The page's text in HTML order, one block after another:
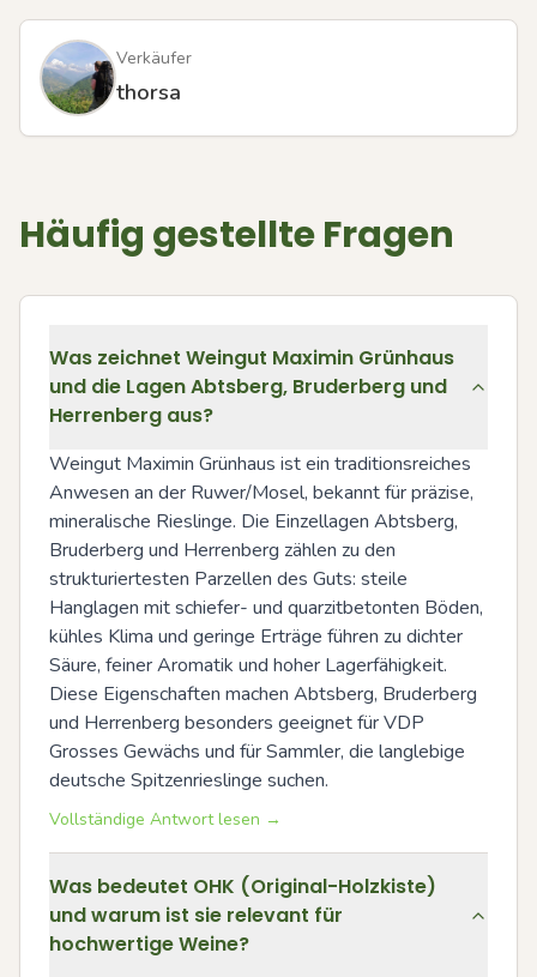
Verkäufer
thorsa
Häufig gestellte Fragen
Was zeichnet Weingut Maximin Grünhaus
und die Lagen Abtsberg, Bruderberg und
Herrenberg aus?
Weingut Maximin Grünhaus ist ein traditionsreiches
Anwesen an der Ruwer/Mosel, bekannt für präzise,
mineralische Rieslinge. Die Einzellagen Abtsberg,
Bruderberg und Herrenberg zählen zu den
strukturiertesten Parzellen des Guts: steile
Hanglagen mit schiefer- und quarzitbetonten Böden,
kühles Klima und geringe Erträge führen zu dichter
Säure, feiner Aromatik und hoher Lagerfähigkeit.
Diese Eigenschaften machen Abtsberg, Bruderberg
und Herrenberg besonders geeignet für VDP
Grosses Gewächs und für Sammler, die langlebige
deutsche Spitzenrieslinge suchen.
Vollständige Antwort lesen →
Was bedeutet OHK (Original-Holzkiste)
und warum ist sie relevant für
hochwertige Weine?